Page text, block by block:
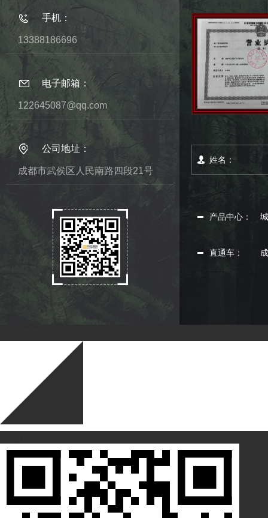
手机：
13388186696
电子邮箱：
122645087@qq.com
公司地址：
成都市武侯区人民南路四段21号
产品中心：
直通车：